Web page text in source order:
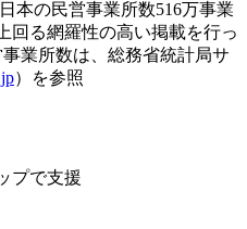
本の民営事業所数516万事業
回る網羅性の高い掲載を行っ
業所数は、総務省統計局サ
）を参照
プで支援